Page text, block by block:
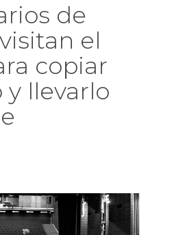
de
el
copiar
y llevarlo